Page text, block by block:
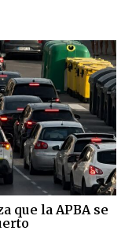
que la APBA se